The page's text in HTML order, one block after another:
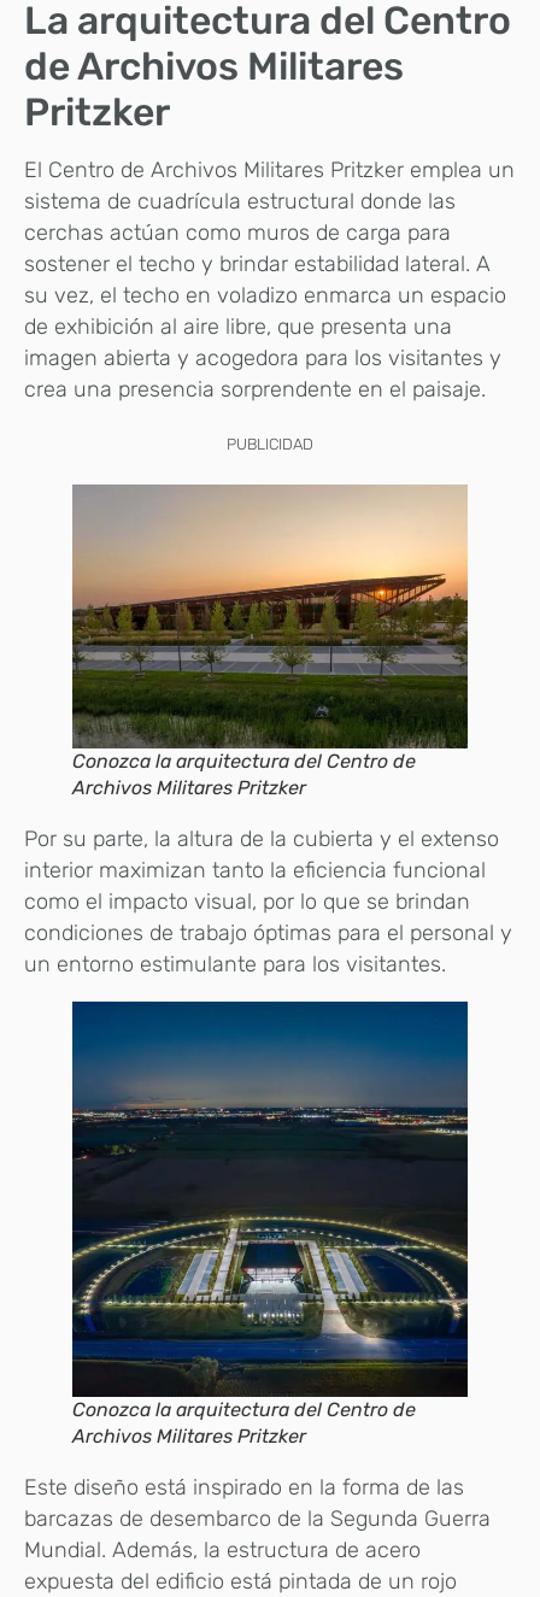
La arquitectura del Centro
de Archivos Militares
Pritzker
El Centro de Archivos Militares Pritzker emplea un
sistema de cuadrícula estructural donde las
cerchas actúan como muros de carga para
sostener el techo y brindar estabilidad lateral. A
su vez, el techo en voladizo enmarca un espacio
de exhibición al aire libre, que presenta una
imagen abierta y acogedora para los visitantes y
crea una presencia sorprendente en el paisaje.
PUBLICIDAD
Conozca la arquitectura del Centro de
Archivos Militares Pritzker
Por su parte, la altura de la cubierta y el extenso
interior maximizan tanto la eficiencia funcional
como el impacto visual, por lo que se brindan
condiciones de trabajo óptimas para el personal y
un entorno estimulante para los visitantes.
Conozca la arquitectura del Centro de
Archivos Militares Pritzker
Este diseño está inspirado en la forma de las
barcazas de desembarco de la Segunda Guerra
Mundial. Además, la estructura de acero
expuesta del edificio está pintada de un rojo